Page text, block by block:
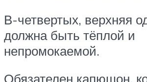
В-четвертых, верхняя
должна быть тёплой и
непромокаемой.
Обязателен капюшон,